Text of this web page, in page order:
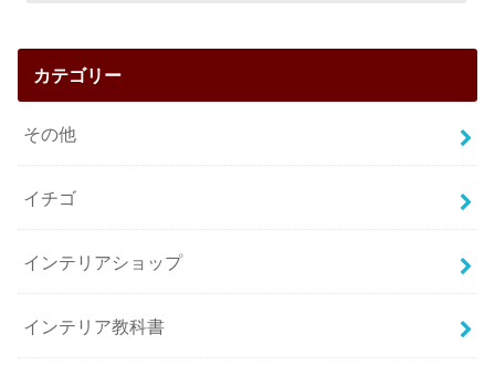
カテゴリー
その他
イチゴ
インテリアショップ
インテリア教科書